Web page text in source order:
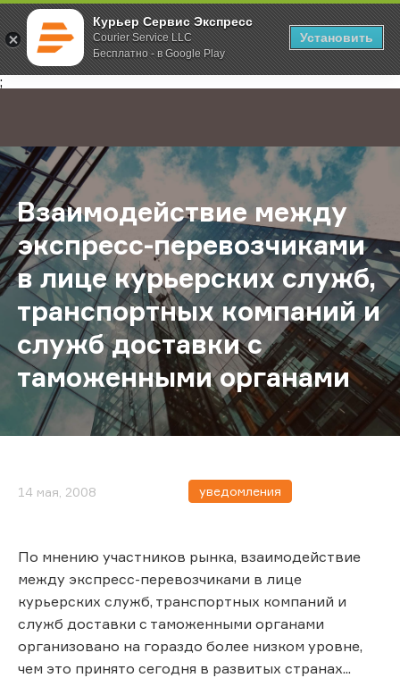
Курьер Сервис Экспресс
Courier Service LLC
Бесплатно - в Google Play
Установить
;
Главная О компании Новости Взаимодействие между
Взаимодействие между
экспресс-перевозчиками
в лице курьерских служб,
транспортных компаний и
служб доставки с
таможенными органами
14 мая, 2008 уведомления
По мнению участников рынка, взаимодействие
между экспресс-перевозчиками в лице
курьерских служб, транспортных компаний и
служб доставки с таможенными органами
организовано на гораздо более низком уровне,
чем это принято сегодня в развитых странах...